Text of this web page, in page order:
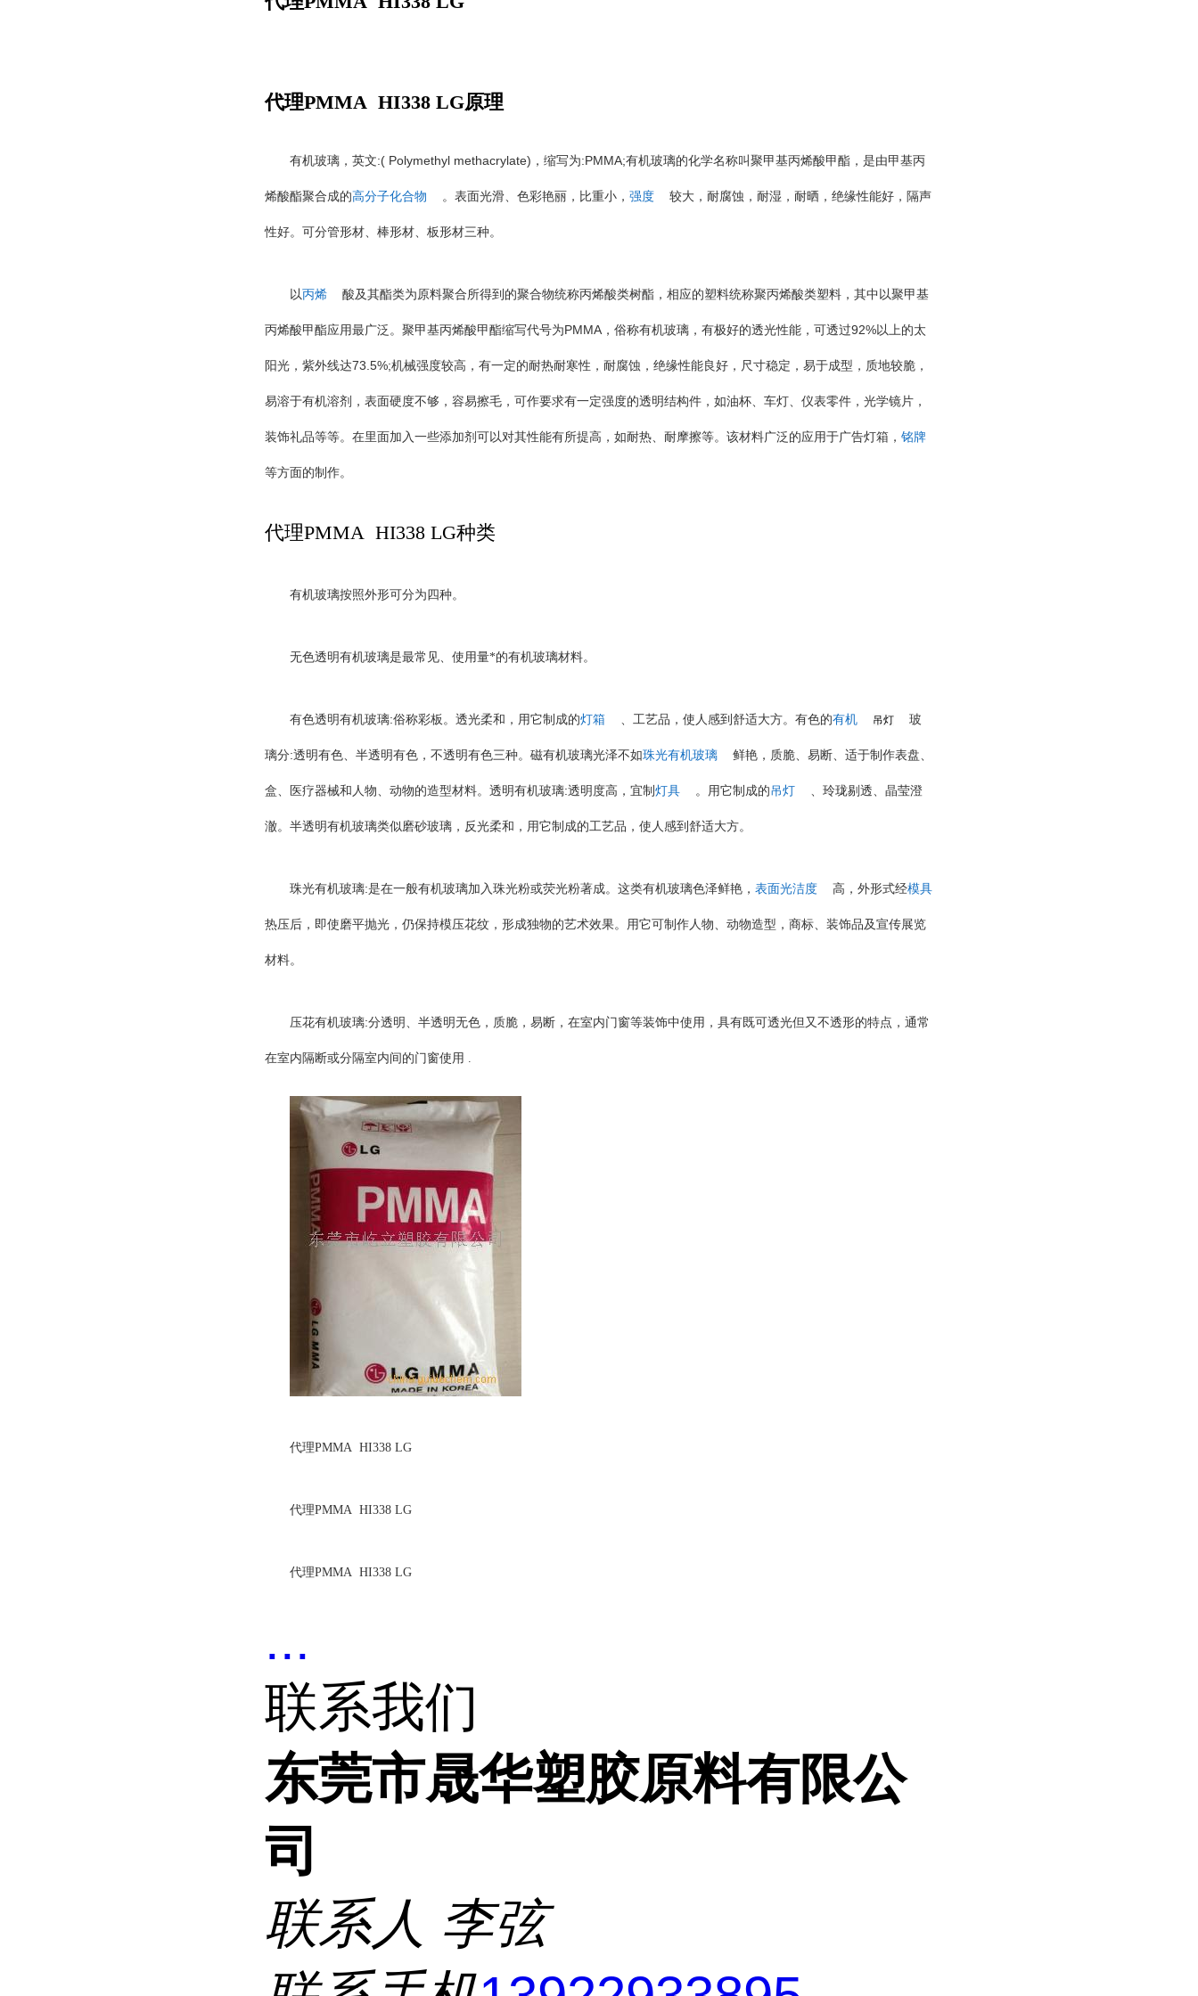
代理PMMA HI338 LG原理
有机玻璃，英文:( Polymethyl methacrylate) ，缩写为:PMMA;有机玻璃的化学名称叫聚甲基丙烯酸甲酯，是由甲基丙
烯酸酯聚合成的高分子化合物 。表面光滑、色彩艳丽，比重小， 强度 较大，耐腐蚀，耐湿，耐晒，绝缘性能好，隔声
性好。可分管形材、棒形材、板形材三种。
以丙烯 酸及其酯类为原料聚合所得到的聚合物统称丙烯酸类树酯，相应的塑料统称聚丙烯酸类塑料，其中以聚甲基
丙烯酸甲酯应用最广泛。聚甲基丙烯酸甲酯缩写代号为PMMA，俗称有机玻璃，有极好的透光性能，可透过92%以上的太
阳光，紫外线达73.5%;机械强度较高，有一定的耐热耐寒性，耐腐蚀，绝缘性能良好，尺寸稳定，易于成型，质地较脆，
易溶于有机溶剂，表面硬度不够，容易擦毛，可作要求有一定强度的透明结构件，如油杯、车灯、仪表零件，光学镜片，
装饰礼品等等。在里面加入一些添加剂可以对其性能有所提高，如耐热、耐摩擦等。该材料广泛的应用于广告灯箱， 铭牌
等方面的制作。
代理PMMA HI338 LG种类
有机玻璃按照外形可分为四种。
无色透明有机玻璃是最常见、使用量*的有机玻璃材料。
有色透明有机玻璃:俗称彩板。透光柔和，用它制成的灯箱 、工艺品，使人感到舒适大方。有色的有机 吊灯 玻
璃分:透明有色、半透明有色，不透明有色三种。磁有机玻璃光泽不如珠光有机玻璃 鲜艳，质脆、易断、适于制作表盘、
盒、医疗器械和人物、动物的造型材料。透明有机玻璃:透明度高，宜制 灯具 。用它制成的吊灯 、玲珑剔透、晶莹澄
澈。半透明有机玻璃类似磨砂玻璃，反光柔和，用它制成的工艺品，使人感到舒适大方。
珠光有机玻璃:是在一般有机玻璃加入珠光粉或荧光粉著成。这类有机玻璃色泽鲜艳， 表面光洁度 高，外形式经模具
热压后，即使磨平抛光，仍保持模压花纹，形成独物的艺术效果。用它可制作人物、动物造型，商标、装饰品及宣传展览
材料。
压花有机玻璃:分透明、半透明无色，质脆，易断，在室内门窗等装饰中使用，具有既可透光但又不透形的特点，通常
在室内隔断或分隔室内间的门窗使用 .
代理PMMA HI338 LG
代理PMMA HI338 LG
代理PMMA HI338 LG
...
联系我们
东莞市晟华塑胶原料有限公
司
联系人 李弦